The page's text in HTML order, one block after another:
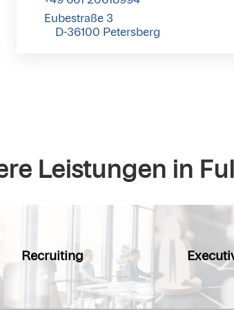
Eubestraße 3
D-36100 Petersberg
Leistungen in
Recruiting